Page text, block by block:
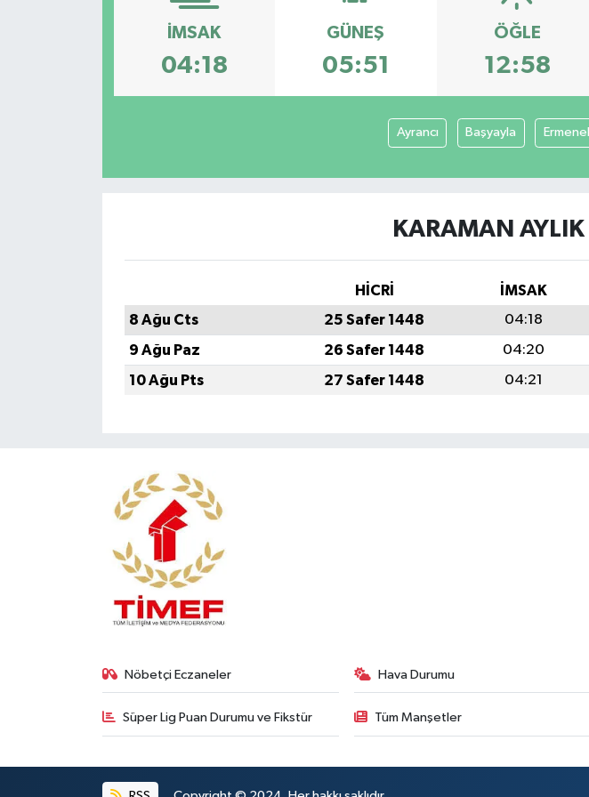
İMSAK
04:18
GÜNEŞ
05:51
ÖĞLE
12:58
Ayrancı Başyayla
KARAMAN
HİCRİ İMSAK
8 Ağu Cts
25 Safer 1448 04:18
9 Ağu Paz
26 Safer 1448 04:20
10 Ağu Pts
27 Safer 1448 04:21
Nöbetçi Eczaneler Hava Durumu
Süper Lig Puan Durumu ve Fikstür Tüm Manşetler